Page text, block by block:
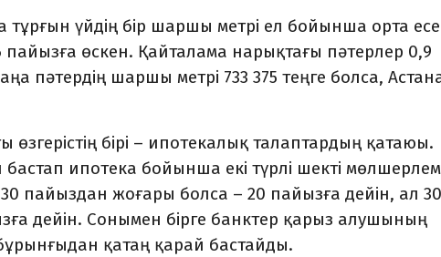
тұрғын үйдің бір шаршы метрі ел бойынша орта
пайызға өскен. Қайталама нарық­тағы пәтерлер 0,9
пәтердің шаршы метрі 733 375 теңге болса,
өзгерістің бірі – ипотекалық талаптардың қатаюы.
бастап ипотека бойынша екі түрлі шекті
30 пайыздан жоғары болса – 20 пайызға дейін, ал 30
дейін. Сонымен бірге банктер қарыз алушының
қатаң қарай бастайды.